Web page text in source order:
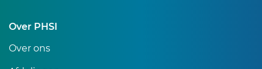
Over PHSI
Over ons